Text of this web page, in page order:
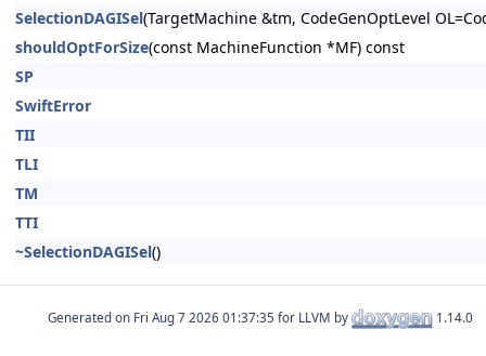
SelectionDAGISel(TargetMachine &tm, CodeGenOptLevel
shouldOptForSize(const MachineFunction *MF) const
SP
SwiftError
TII
TLI
TM
TTI
~SelectionDAGISel()
Generated on for LLVM by 1.14.0